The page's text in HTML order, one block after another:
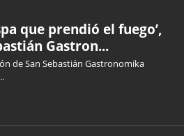
que prendió el fuego’,
Gastron...
de San Sebastián Gastronomika